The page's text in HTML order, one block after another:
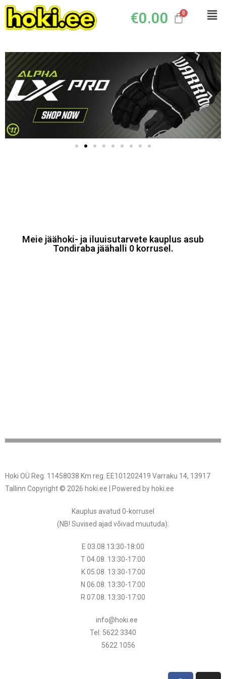
€0.00
Meie jäähoki- ja iluuisutarvete kauplus asub
Tondiraba jäähalli 0 korrusel.
Hoki OÜ Reg. 11458038 Km reg. EE101202419 Varraku 14, 13917
Tallinn Copyright © 2026 hoki.ee | Powered by hoki.ee
Kauplus avatud 0-korrusel
(NB! Suvised ajad võivad muutuda):
E 03.08.13:30-18:00
T 04.08. 13:30-17:00
K 05.08. 13:30-17:00
N 06.08. 13:30-17:00
R 07.08. 13:30-17:00
info@hoki.ee
Tel: 5622 3340
5622 1056